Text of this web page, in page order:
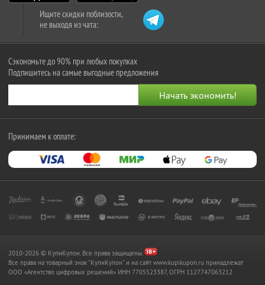
Ищите скидки поблизости,
не выходя из чата:
Сэкономьте до 90% при любых покупках
Подпишитесь на самые выгодные предложения
Принимаем к оплате:
2010-2026 © КупиКупон. Все права защищены.
Все права на товарный знак "КупиКупон" и на сайт www.kupikupon.ru принадлежат
OOO «Агентство цифровых решений» ИНН 7705523387, ОГРН 1127747063212